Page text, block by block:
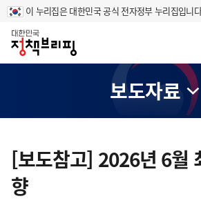
이 누리집은 대한민국 공식 전자정부 누리집입니
홈
보도자료
텐
츠
영
[보도참고] 2026년 6월
향